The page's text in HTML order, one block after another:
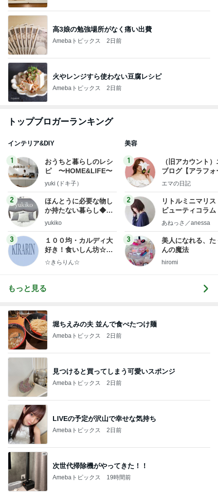
高3娘の勉強場所がなく痛い出費
Amebaトピックス 2日前
火やレンジすら使わない豆腐レシピ
Amebaトピックス 2日前
トップブロガーランキング
インテリア&DIY
1
おうちと暮らしのレシ
ピ 〜HOME&LIFE〜
yuki (ドキ子）
2
ほんとうに必要な物し
か持たない暮らし◆Ke
ep Life Simple◆〜イ
yukiko
3
１００均・カルディ大
好き！食いしん坊☆き
らりん☆のブログ
☆きらりん☆
美容
1
（旧アカウント
ブログ【アラフォ
社売却セカンドラ
エマの日記
2
リトルミニマリス
ビューティコラ
little
あねっさ／anessa
3
美人になれる、た
んの魔法
hiromi
もっと見る
堀ちえみの夫 並んで食べたつけ麺
Amebaトピックス 2日前
見つけると買ってしまう可愛いスポンジ
Amebaトピックス 2日前
LIVEの予定が沢山で幸せな気持ち
Amebaトピックス 2日前
次世代掃除機がやってきた！！
Amebaトピックス 19時間前